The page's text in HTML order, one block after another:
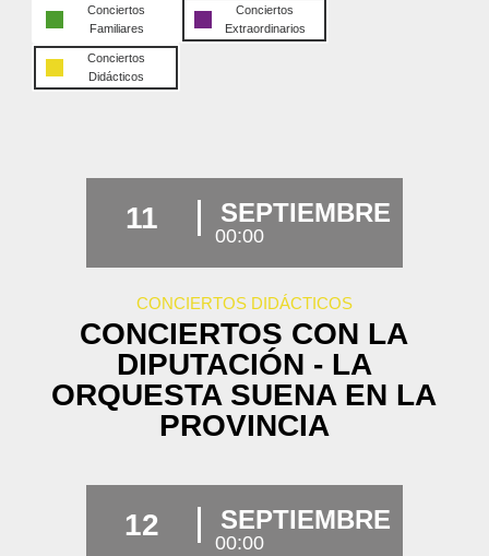
Conciertos
Familiares
Conciertos
Extraordinarios
Conciertos
Didácticos
11 SEPTIEMBRE
00:00
CONCIERTOS DIDÁCTICOS
CONCIERTOS CON LA
DIPUTACIÓN - LA
ORQUESTA SUENA EN LA
PROVINCIA
12 SEPTIEMBRE
00:00